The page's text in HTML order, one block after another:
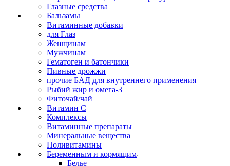
Глазные средства
Бальзамы
Витаминные добавки
для Глаз
Женщинам
Мужчинам
Гематоген и батончики
Пивные дрожжи
прочие БАД для внутреннего применения
Рыбий жир и омега-3
Фиточай/чай
Витамин С
Комплексы
Витаминные препараты
Минеральные вещества
Поливитамины
Беременным и кормящим
Белье